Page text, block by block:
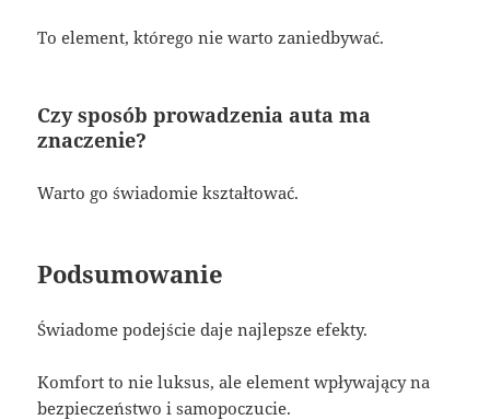
To element, którego nie warto zaniedbywać.
Czy sposób prowadzenia auta ma
znaczenie?
Warto go świadomie kształtować.
Podsumowanie
Świadome podejście daje najlepsze efekty.
Komfort to nie luksus, ale element wpływający na
bezpieczeństwo i samopoczucie.